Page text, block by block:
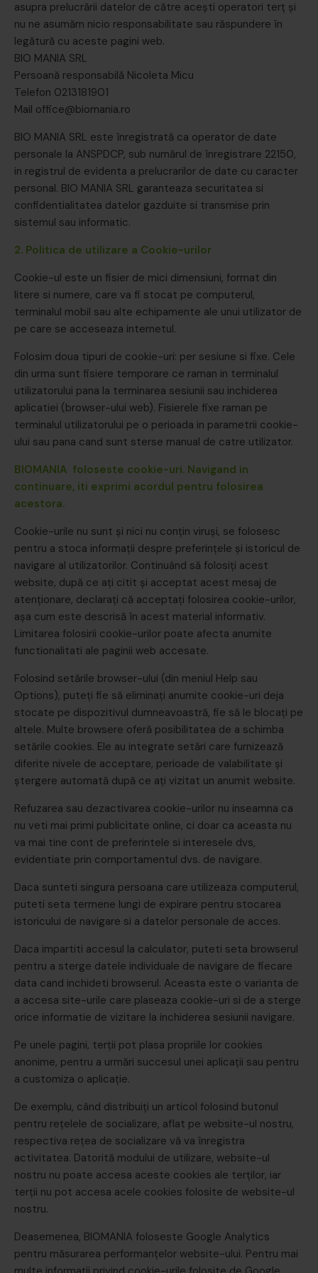
asupra prelucrării datelor de către acești operatori terț și
nu ne asumăm nicio responsabilitate sau răspundere în
legătură cu aceste pagini web.
BIO MANIA SRL
Persoană responsabilă Nicoleta Micu
Telefon 0213181901
Mail office@biomania.ro
BIO MANIA SRL este înregistrată ca operator de date
personale la ANSPDCP, sub numărul de înregistrare 22150,
in registrul de evidenta a prelucrarilor de date cu caracter
personal. BIO MANIA SRL garanteaza securitatea si
confidentialitatea datelor gazduite si transmise prin
sistemul sau informatic.
2. Politica de utilizare a Cookie-urilor
Cookie-ul este un fisier de mici dimensiuni, format din
litere si numere, care va fi stocat pe computerul,
terminalul mobil sau alte echipamente ale unui utilizator de
pe care se acceseaza internetul.
Folosim doua tipuri de cookie-uri: per sesiune si fixe. Cele
din urma sunt fisiere temporare ce raman in terminalul
utilizatorului pana la terminarea sesiunii sau inchiderea
aplicatiei (browser-ului web). Fisierele fixe raman pe
terminalul utilizatorului pe o perioada in parametrii cookie-
ului sau pana cand sunt sterse manual de catre utilizator.
BIOMANIA foloseste cookie-uri. Navigand in
continuare, iti exprimi acordul pentru folosirea
acestora.
Cookie-urile nu sunt şi nici nu conțin viruși, se folosesc
pentru a stoca informații despre preferințele și istoricul de
navigare al utilizatorilor. Continuând să folosiți acest
website, după ce aţi citit și acceptat acest mesaj de
atenţionare, declaraţi că acceptați folosirea cookie-urilor,
așa cum este descrisă în acest material informativ.
Limitarea folosirii cookie-urilor poate afecta anumite
functionalitati ale paginii web accesate.
Folosind setările browser-ului (din meniul Help sau
Options), puteți fie să eliminați anumite cookie-uri deja
stocate pe dispozitivul dumneavoastră, fie să le blocați pe
altele. Multe browsere oferă posibilitatea de a schimba
setările cookies. Ele au integrate setări care furnizează
diferite nivele de acceptare, perioade de valabilitate și
ștergere automată după ce ați vizitat un anumit website.
Refuzarea sau dezactivarea cookie-urilor nu inseamna ca
nu veti mai primi publicitate online, ci doar ca aceasta nu
va mai tine cont de preferintele si interesele dvs,
evidentiate prin comportamentul dvs. de navigare.
Daca sunteti singura persoana care utilizeaza computerul,
puteti seta termene lungi de expirare pentru stocarea
istoricului de navigare si a datelor personale de acces.
Daca impartiti accesul la calculator, puteti seta browserul
pentru a sterge datele individuale de navigare de fiecare
data cand inchideti browserul. Aceasta este o varianta de
a accesa site-urile care plaseaza cookie-uri si de a sterge
orice informatie de vizitare la inchiderea sesiunii navigare.
Pe unele pagini, terții pot plasa propriile lor cookies
anonime, pentru a urmări succesul unei aplicații sau pentru
a customiza o aplicație.
De exemplu, când distribuiți un articol folosind butonul
pentru rețelele de socializare, aflat pe website-ul nostru,
respectiva rețea de socializare vă va înregistra
activitatea. Datorită modului de utilizare, website-ul
nostru nu poate accesa aceste cookies ale terților, iar
terții nu pot accesa acele cookies folosite de website-ul
nostru.
Deasemenea, BIOMANIA foloseste Google Analytics
pentru măsurarea performanţelor website-ului. Pentru mai